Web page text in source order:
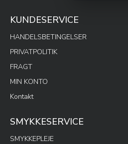
KUNDESERVICE
HANDELSBETINGELSER
PRIVATPOLITIK
FRAGT
MIN KONTO
Kontakt
SMYKKESERVICE
SMYKKEPLEJE